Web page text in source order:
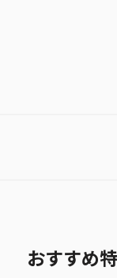
おすすめ